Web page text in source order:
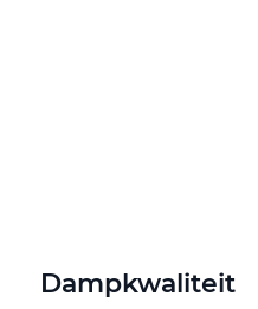
Dampkwaliteit